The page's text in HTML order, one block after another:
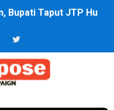
Dukung Program Bank
HUT ke-81 RI
PPDS di FK USU,